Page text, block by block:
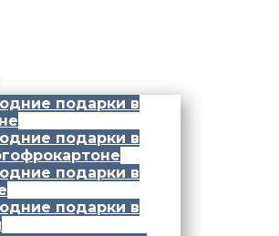
подарки в
подарки в
подарки в
подарки в